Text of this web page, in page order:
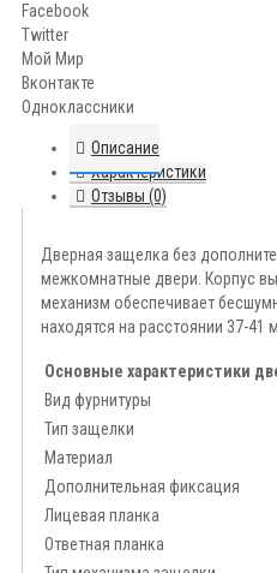
Facebook
Twitter
Мой Мир
Вконтакте
Одноклассники
Описание
Характеристики
Отзывы (0)
Дверная защелка без
межкомнатные двери. Корпус
механизм обеспечивает
находятся на расстоянии 37-41
Основные характеристики
Вид фурнитуры
Тип защелки
Материал
Дополнительная фиксация
Лицевая планка
Ответная планка